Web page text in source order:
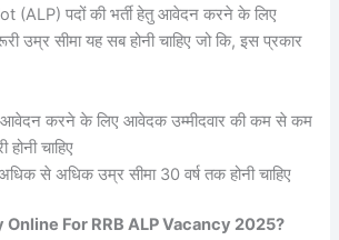
(ALP) पदों की भर्ती हेतु आवेदन करने के लिए
उम्र सीमा यह सब होनी चाहिए जो कि, इस प्रकार
आवेदन करने के लिए आवेदक उम्मीदवार की कम से कम
होनी चाहिए
से अधिक उम्र सीमा 30 वर्ष तक होनी चाहिए
Online For RRB ALP Vacancy 2025?